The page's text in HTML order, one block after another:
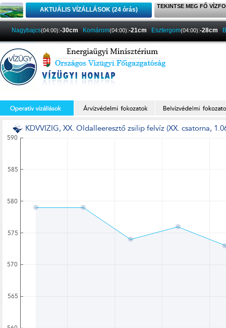
AKTUÁLIS VÍZÁLLÁSOK (24 órás) TEKINTSE MEG FŐ
Nagybajcs(04:00):-30cm Komárom(04:00):-21cm Esztergom(04:00):-28cm